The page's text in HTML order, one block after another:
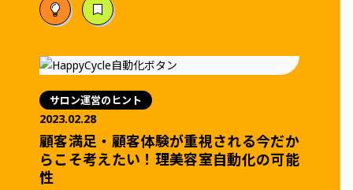
サロン運営のヒント
2023.02.28
顧客満足・顧客体験が重視される今だか
らこそ考えたい！理美容室自動化の可能
性